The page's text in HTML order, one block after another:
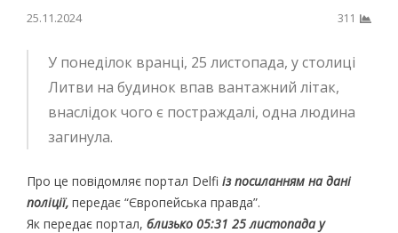
25.11.2024 311
У понеділок вранці, 25 листопада, у столиці
Литви на будинок впав вантажний літак,
внаслідок чого є постраждалі, одна людина
загинула.
Про це повідомляє портал Delfi із посиланням на дані
поліції,передає “Європейська правда”.
Як передає портал, близько 05:31 25 листопада у